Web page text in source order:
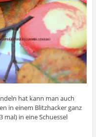
hat kann man auch
in einem Blitzhacker ganz
mal) in eine Schuessel